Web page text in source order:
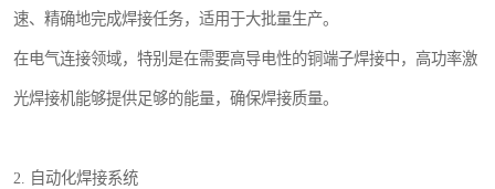
速、精确地完成焊接任务，适用于大批量生产。
在电气连接领域，特别是在需要高导电性的铜端子焊接中，高功率激
光焊接机能够提供足够的能量，确保焊接质量。
2. 自动化焊接系统